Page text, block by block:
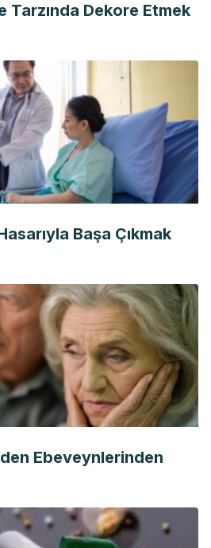
Tarzında Dekore Etmek
Başa Çıkmak
Ebeveynlerinden